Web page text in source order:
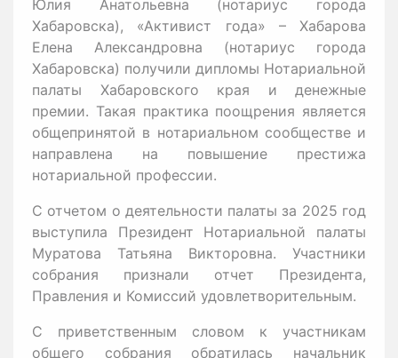
Юлия Анатольевна (нотариус города
Хабаровска), «Активист года» – Хабарова
Елена Александровна (нотариус города
Хабаровска) получили дипломы Нотариальной
палаты Хабаровского края и денежные
премии. Такая практика поощрения является
общепринятой в нотариальном сообществе и
направлена на повышение престижа
нотариальной профессии.
С отчетом о деятельности палаты за 2025 год
выступила Президент Нотариальной палаты
Муратова Татьяна Викторовна. Участники
собрания признали отчет Президента,
Правления и Комиссий удовлетворительным.
С приветственным словом к участникам
общего собрания обратилась начальник